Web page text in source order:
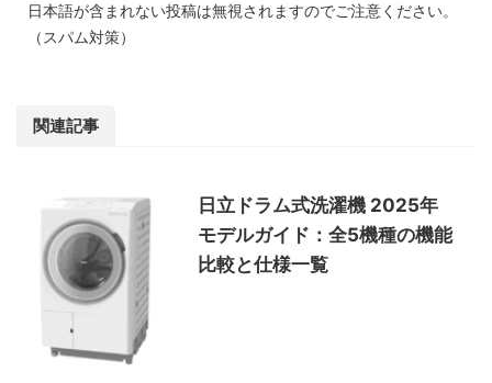
日本語が含まれない投稿は無視されますのでご注意ください。
（スパム対策）
関連記事
日立ドラム式洗濯機 2025年
モデルガイド：全5機種の機能
比較と仕様一覧